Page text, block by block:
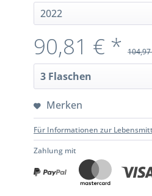
90,81 € *
Merken
Für Informationen zur
Zahlung mit